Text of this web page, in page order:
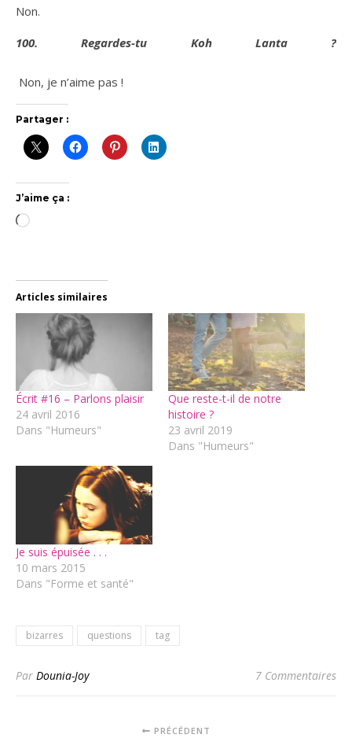
Non.
100. Regardes-tu Koh Lanta ?
Non, je n’aime pas !
Partager :
J’aime ça :
Chargement…
Articles similaires
Écrit #16 – Parlons plaisir
24 avril 2016
Dans "Humeurs"
Que reste-t-il de notre
histoire ?
23 avril 2019
Dans "Humeurs"
Je suis épuisée . . .
10 mars 2015
Dans "Forme et santé"
bizarres questions tag
Par Dounia-Joy 7 Commentaires
PRÉCÉDENT